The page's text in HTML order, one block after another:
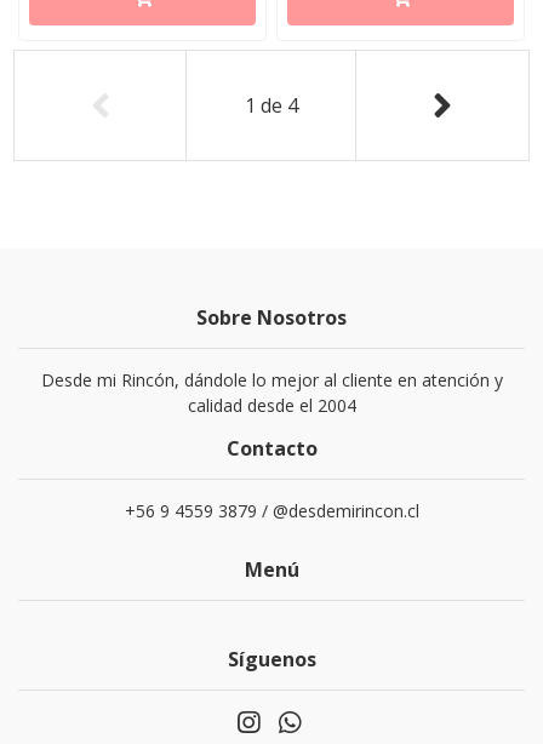
1 de 4
Sobre Nosotros
Desde mi Rincón, dándole lo mejor al cliente en atención y
calidad desde el 2004
Contacto
+56 9 4559 3879 / @desdemirincon.cl
Menú
Síguenos